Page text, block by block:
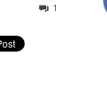
1